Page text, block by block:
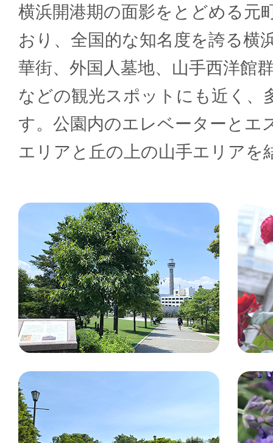
横浜開港期の面影をとどめる元
おり、全国的な知名度を誇る横
華街、外国人墓地、山手西洋館
などの観光スポットにも近く、
す。公園内のエレベーターとエ
エリアと丘の上の山手エリアを